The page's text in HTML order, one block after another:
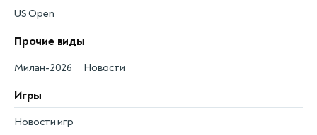
US Open
Прочие виды
Новости
Милан-2026
Игры
Новости игр